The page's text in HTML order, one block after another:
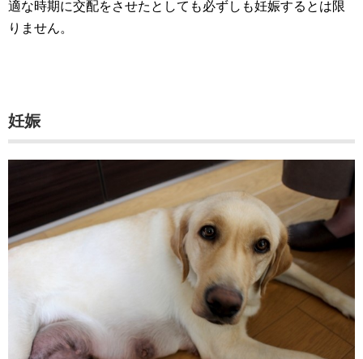
適な時期に交配をさせたとしても必ずしも妊娠するとは限
りません。
妊娠